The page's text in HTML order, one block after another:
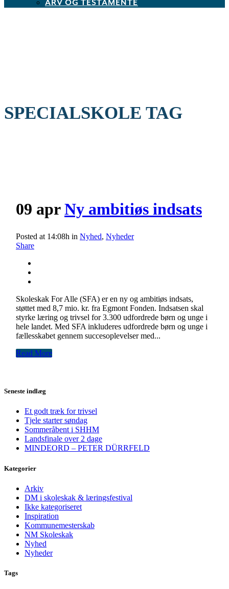
ARV OG TESTAMENTE
SPECIALSKOLE TAG
09 apr Ny ambitiøs indsats
Posted at 14:08h in Nyhed, Nyheder
Share
Skoleskak For Alle (SFA) er en ny og ambitiøs indsats,
støttet med 8,7 mio. kr. fra Egmont Fonden. Indsatsen skal
styrke læring og trivsel for 3.300 udfordrede børn og unge i
hele landet. Med SFA inkluderes udfordrede børn og unge i
fællesskabet gennem succesoplevelser med...
Read More
Seneste indlæg
Et godt træk for trivsel
Tjele starter søndag
Sommeråbent i SHHM
Landsfinale over 2 dage
MINDEORD – PETER DÜRRFELD
Kategorier
Arkiv
DM i skoleskak & læringsfestival
Ikke kategoriseret
Inspiration
Kommunemesterskab
NM Skoleskak
Nyhed
Nyheder
Tags